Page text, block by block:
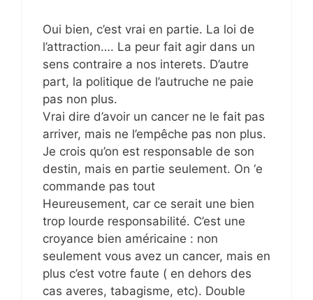
Oui bien, c’est vrai en partie. La loi de
l’attraction…. La peur fait agir dans un
sens contraire a nos interets. D’autre
part, la politique de l’autruche ne paie
pas non plus.
Vrai dire d’avoir un cancer ne le fait pas
arriver, mais ne l’empêche pas non plus.
Je crois qu’on est responsable de son
destin, mais en partie seulement. On ‘e
commande pas tout
Heureusement, car ce serait une bien
trop lourde responsabilité. C’est une
croyance bien américaine : non
seulement vous avez un cancer, mais en
plus c’est votre faute ( en dehors des
cas averes, tabagisme, etc). Double